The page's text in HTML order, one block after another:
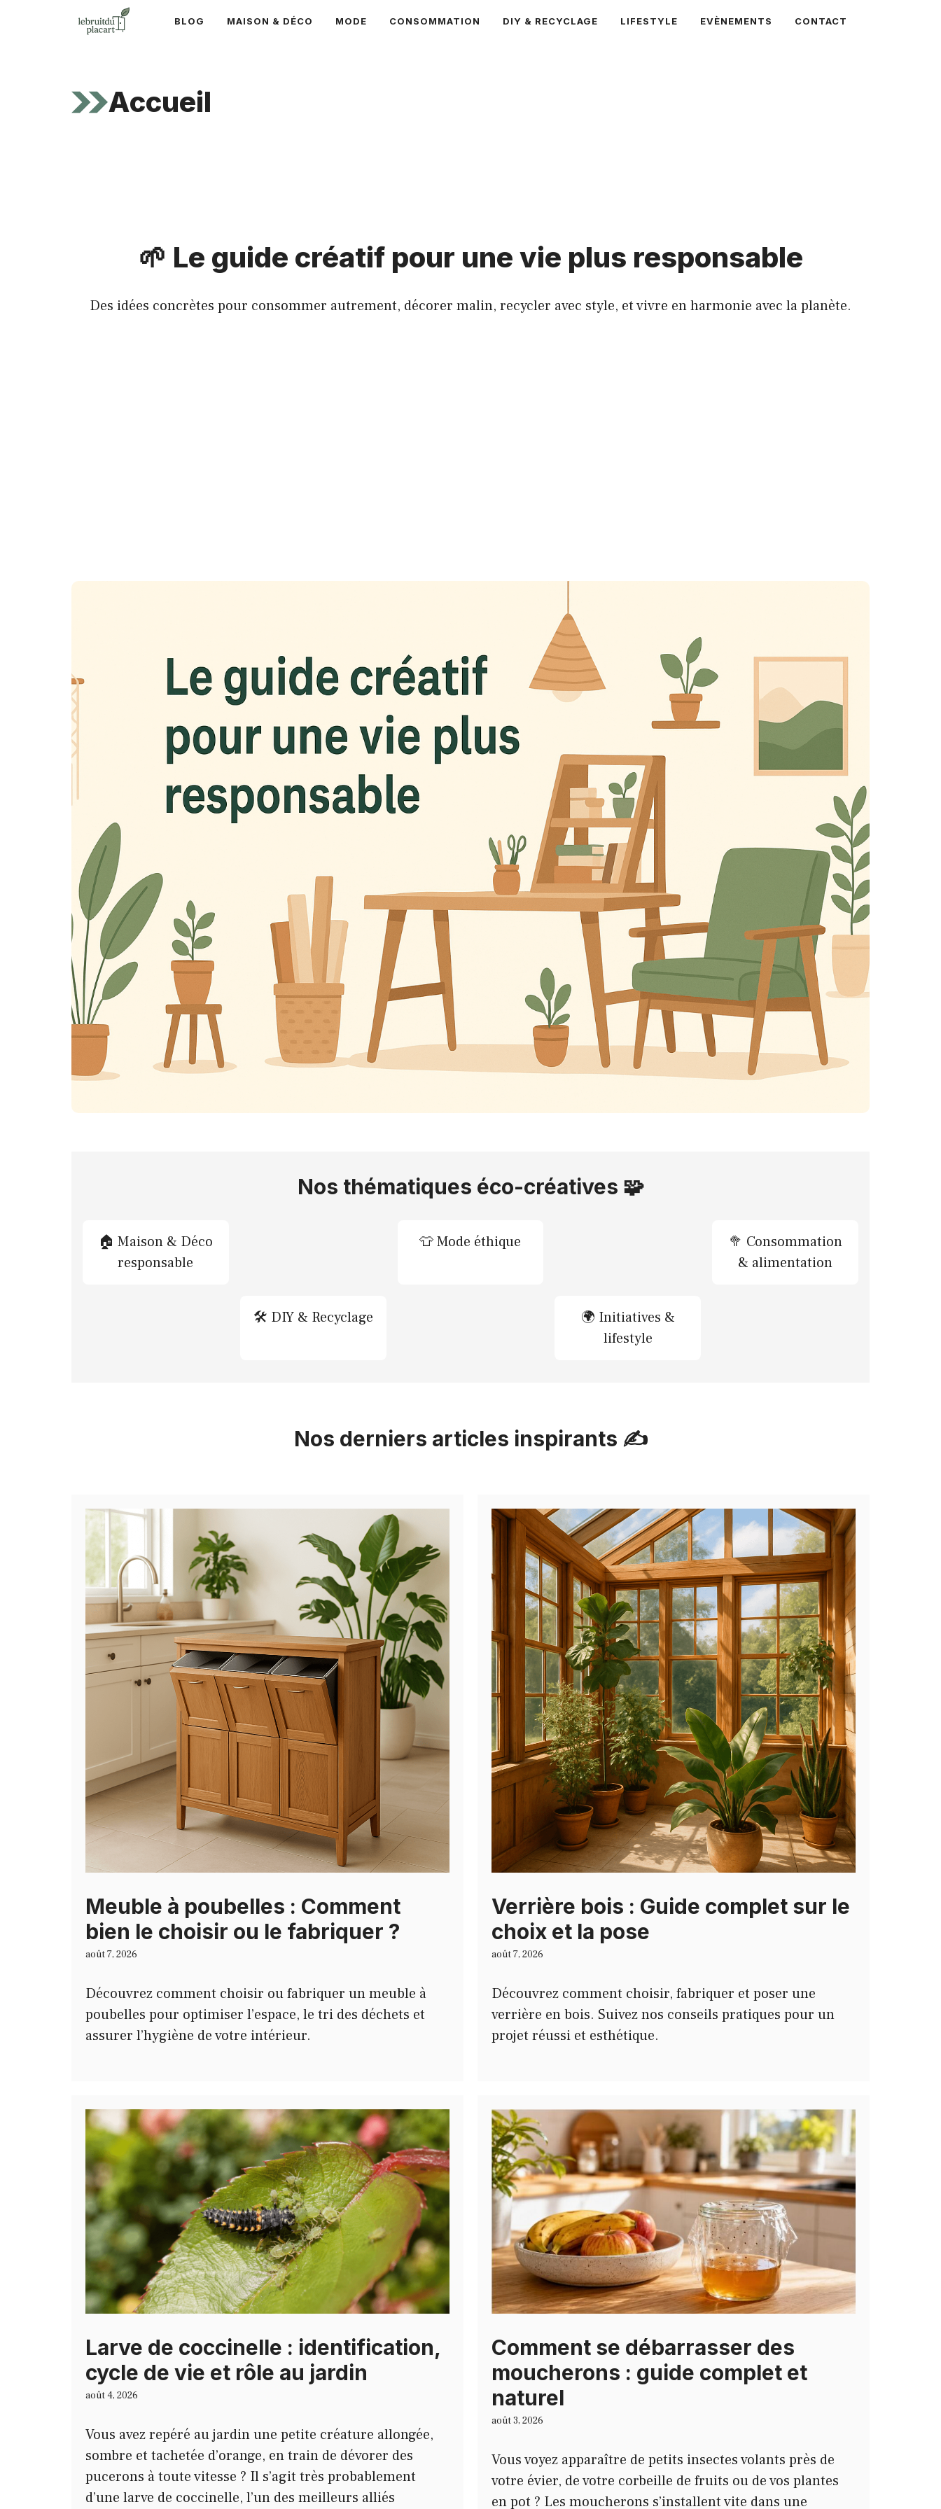
BLOG MAISON & DÉCO MODE CONSOMMATION DIY & RECYCLAGE LIFESTYLE EVÈNEMENTS CONTACT
Accueil
🌱 Le guide créatif pour une vie plus responsable
Des idées concrètes pour consommer autrement, décorer malin, recycler avec style, et vivre en harmonie avec la planète.
Nos thématiques éco-créatives 🧩
🏠 Maison & Déco
responsable
👕 Mode éthique
🥦 Consommation
& alimentation
🛠 DIY & Recyclage
🌍 Initiatives &
lifestyle
Nos derniers articles inspirants ✍️
Meuble à poubelles : Comment
bien le choisir ou le fabriquer ?
août 7, 2026
Découvrez comment choisir ou fabriquer un meuble à
poubelles pour optimiser l’espace, le tri des déchets et
assurer l’hygiène de votre intérieur.
Verrière bois : Guide complet sur le
choix et la pose
août 7, 2026
Découvrez comment choisir, fabriquer et poser une
verrière en bois. Suivez nos conseils pratiques pour un
projet réussi et esthétique.
Larve de coccinelle : identification,
cycle de vie et rôle au jardin
août 4, 2026
Vous avez repéré au jardin une petite créature allongée,
sombre et tachetée d’orange, en train de dévorer des
pucerons à toute vitesse ? Il s’agit très probablement
d’une larve de coccinelle, l’un des meilleurs alliés
Comment se débarrasser des
moucherons : guide complet et
naturel
août 3, 2026
Vous voyez apparaître de petits insectes volants près de
votre évier, de votre corbeille de fruits ou de vos plantes
en pot ? Les moucherons s’installent vite dans une